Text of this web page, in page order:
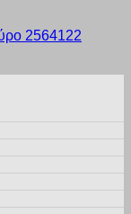
2564122